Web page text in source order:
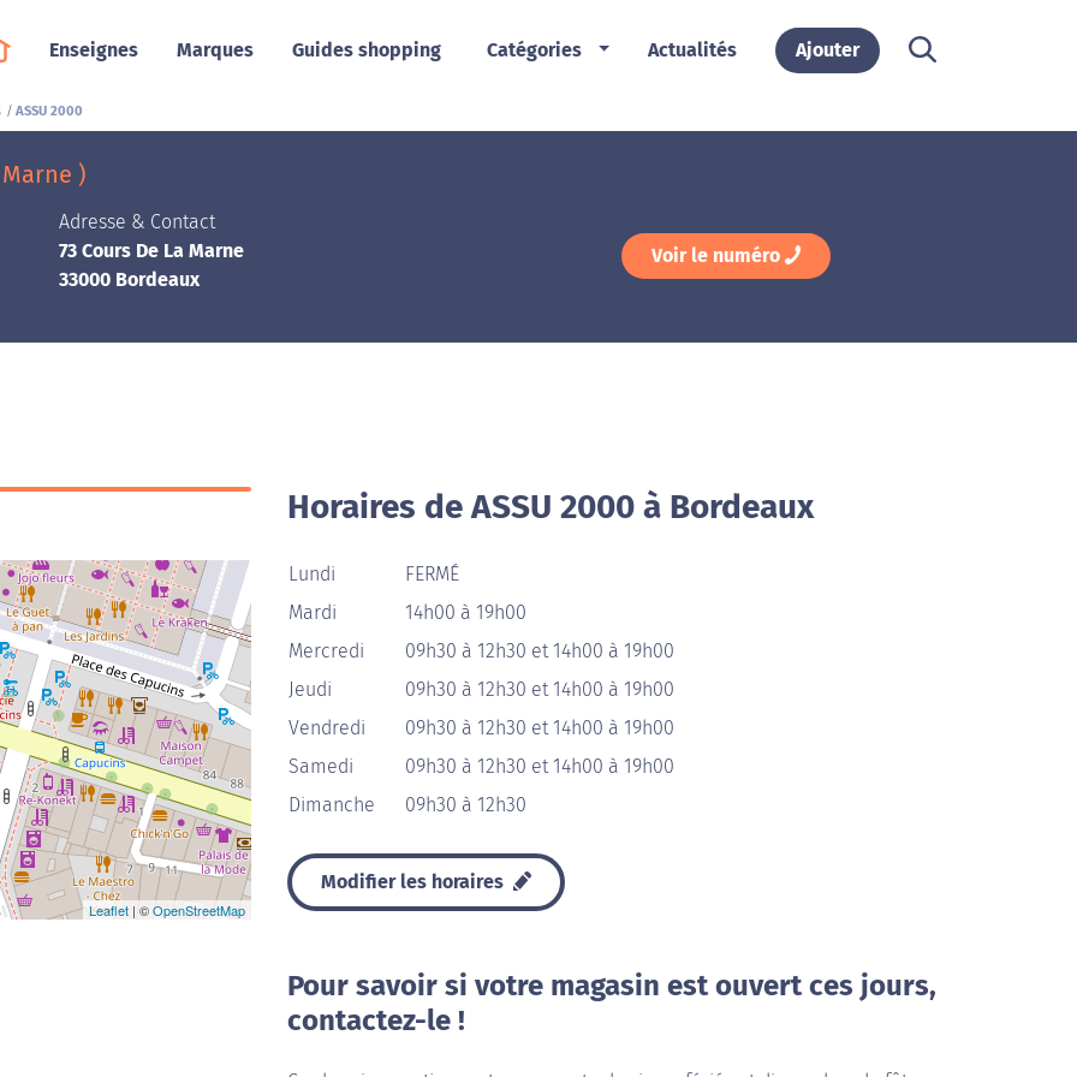
Enseignes Marques Guides shopping Catégories Actualités Ajouter
ASSU 2000
)
Adresse & Contact
73 Cours De La Marne
33000 Bordeaux
Voir le numéro
Leaflet | ©OpenStreetMap
Horaires de ASSU 2000 à Bordeaux
Lundi
FERMÉ
Mardi
14h00 à 19h00
Mercredi
09h30 à 12h30 et 14h00 à 19h00
Jeudi
09h30 à 12h30 et 14h00 à 19h00
Vendredi
09h30 à 12h30 et 14h00 à 19h00
Samedi
09h30 à 12h30 et 14h00 à 19h00
Dimanche
09h30 à 12h30
Modifier les horaires
Pour savoir si votre magasin est ouvert ces jours,
contactez-le !